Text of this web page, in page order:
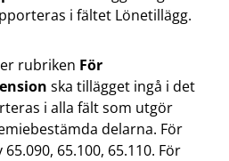
i fältet Lönetillägg.
rubriken För
ska tillägget ingå i det
i alla fält som utgör
delarna. För
65.100, 65.110. För